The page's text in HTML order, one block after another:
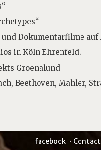
Dokumentarfilme auf
in Köln Ehrenfeld.
Groenalund.
Beethoven, Mahler,
facebook Contact